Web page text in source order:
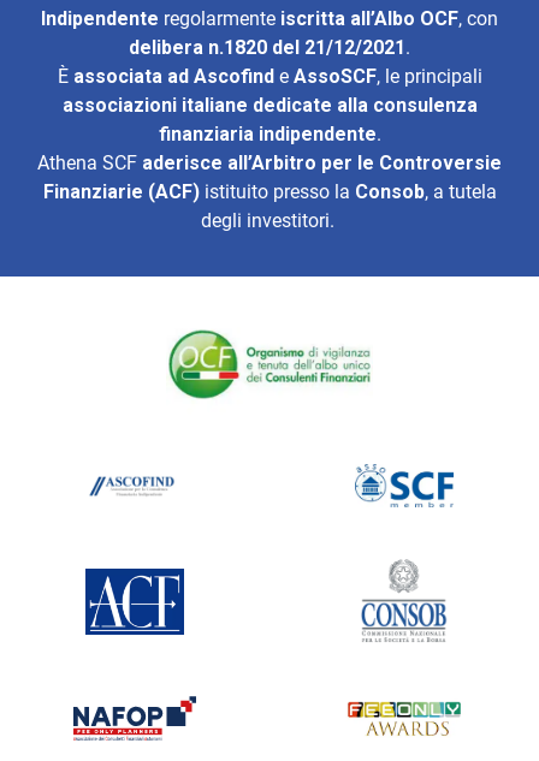
Indipendente regolarmente iscritta all’Albo OCF, con
delibera n.1820 del 21/12/2021.
È associata ad Ascofinde AssoSCF, le principali
associazioni italiane dedicate alla consulenza
finanziaria indipendente.
Athena SCF aderisce all’Arbitro per le Controversie
Finanziarie (ACF)istituito presso la Consob, a tutela
degli investitori.